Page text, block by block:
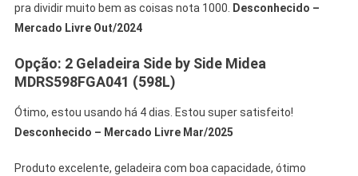
pra dividir muito bem as coisas nota 1000.
Desconhecido –
Mercado Livre Out/2024
Opção: 2 Geladeira Side by Side Midea
MDRS598FGA041 (598L)
Ótimo, estou usando há 4 dias. Estou super satisfeito!
Desconhecido – Mercado Livre Mar/2025
Produto excelente, geladeira com boa capacidade, ótimo